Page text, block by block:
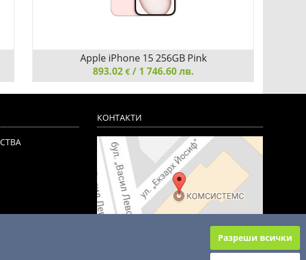
Детайли Сравни
Apple iPhone 15 256GB Pink
893.02 €/ 1 746.60 лв.
КОНТАКТИ
Разреши всички